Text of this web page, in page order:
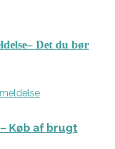
Det du bør
Køb af brugt